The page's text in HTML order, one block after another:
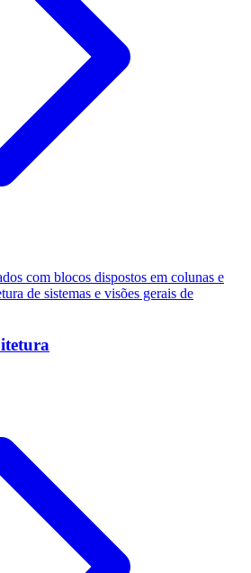
com blocos dispostos em colunas e
de sistemas e visões gerais de